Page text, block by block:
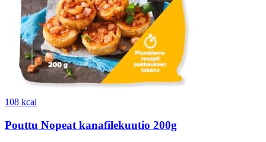
108 kcal
Pouttu Nopeat kanafilekuutio 200g